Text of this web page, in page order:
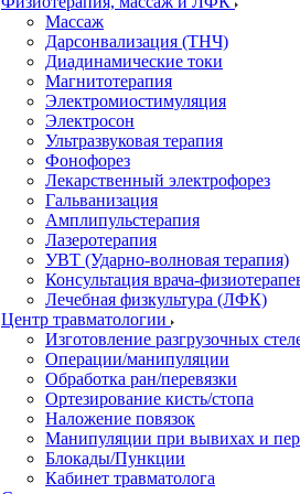
Массаж
Дарсонвализация (ТНЧ)
Диадинамические токи
Магнитотерапия
Электромиостимуляция
Электросон
Ультразвуковая терапия
Фонофорез
Лекарственный электрофорез
Гальванизация
Амплипульстерапия
Лазеротерапия
УВТ (Ударно-волновая терапия)
Консультация врача-
Лечебная физкультура (ЛФК)
Центр травматологии
Изготовление разгрузочных
Операции/манипуляции
Обработка ран/перевязки
Ортезирование кисть/стопа
Наложение повязок
Манипуляции при вывихах и
Блокады/Пункции
Кабинет травматолога